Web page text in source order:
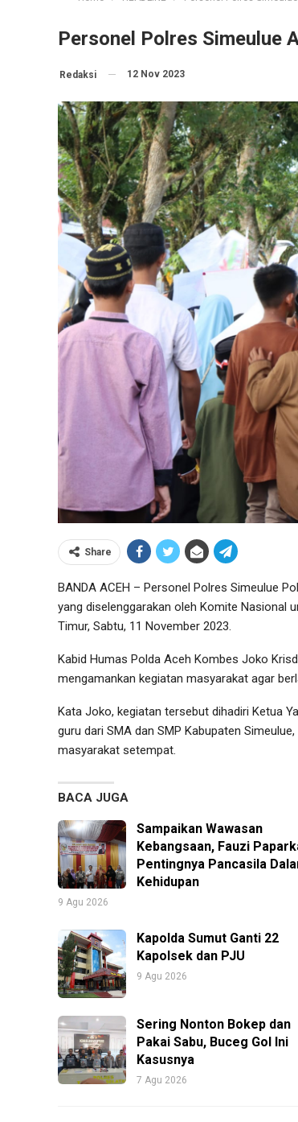
Personel Polres Simeulue
Redaksi 12 Nov 2023
Share
BANDA ACEH – Personel Polres Simeulue
yang diselenggarakan oleh Komite Nasional
Timur, Sabtu, 11 November 2023.
Kabid Humas Polda Aceh Kombes Joko
mengamankan kegiatan masyarakat agar
Kata Joko, kegiatan tersebut dihadiri Ketua
guru dari SMA dan SMP Kabupaten
masyarakat setempat.
BACA JUGA
Sampaikan Wawasan
Kebangsaan, Fauzi
Pentingnya Pancasila
Kehidupan
9 Agu 2026
Kapolda Sumut Ganti 22
Kapolsek dan PJU
9 Agu 2026
Sering Nonton Bokep dan
Pakai Sabu, Buceg Gol Ini
Kasusnya
7 Agu 2026